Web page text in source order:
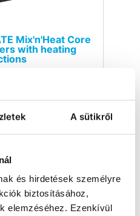
A sütikről
és hirdetések személyre
biztosításához,
elemzéséhez. Ezenkívül
Mix'n'Heat Core
with heating